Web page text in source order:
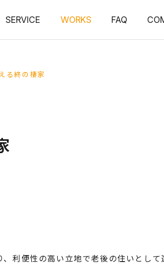
SERVICE WORKS FAQ
る終の棲家
利便性の高い立地で老後の住いとし